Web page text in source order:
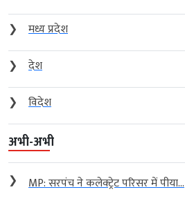
❯
मध्य प्रदेश
❯
देश
❯
विदेश
अभी-अभी
❯ MP: सरपंच ने कलेक्ट्रेट परिसर में पीया...